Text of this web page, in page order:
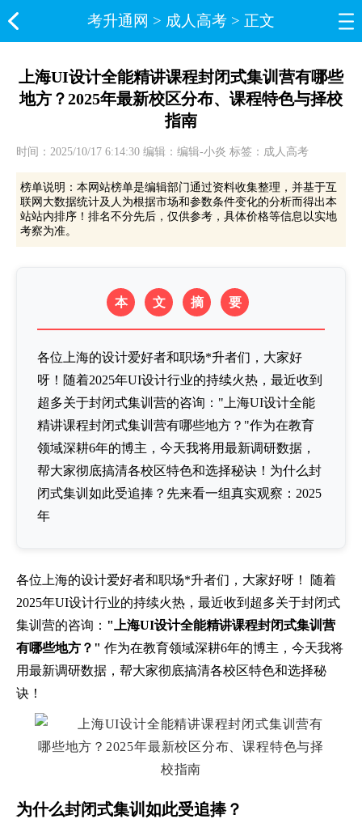
考升通网​ > 成人高考 > 正文
上海UI设计全能精讲课程封闭式集训营有哪些
地方？2025年最新校区分布、课程特色与择校
指南
时间：2025/10/17 6:14:30 编辑：编辑-小炎 标签：成人高考
榜单说明：本网站榜单是编辑部门通过资料收集整理，并基于互
联网大数据统计及人为根据市场和参数条件变化的分析而得出本
站站内排序！排名不分先后，仅供参考，具体价格等信息以实地
考察为准。
本 文 摘 要
各位上海的设计爱好者和职场*升者们，大家好
呀！随着2025年UI设计行业的持续火热，最近收到
超多关于封闭式集训营的咨询："上海UI设计全能
精讲课程封闭式集训营有哪些地方？"作为在教育
领域深耕6年的博主，今天我将用最新调研数据，
帮大家彻底搞清各校区特色和选择秘诀！为什么封
闭式集训如此受追捧？先来看一组真实观察：2025
年
各位上海的设计爱好者和职场*升者们，大家好呀！ 随着
2025年UI设计行业的持续火热，最近收到超多关于封闭式
集训营的咨询： "上海UI设计全能精讲课程封闭式集训营
有哪些地方？" 作为在教育领域深耕6年的博主，今天我将
用最新调研数据，帮大家彻底搞清各校区特色和选择秘
诀！
为什么封闭式集训如此受追捧？